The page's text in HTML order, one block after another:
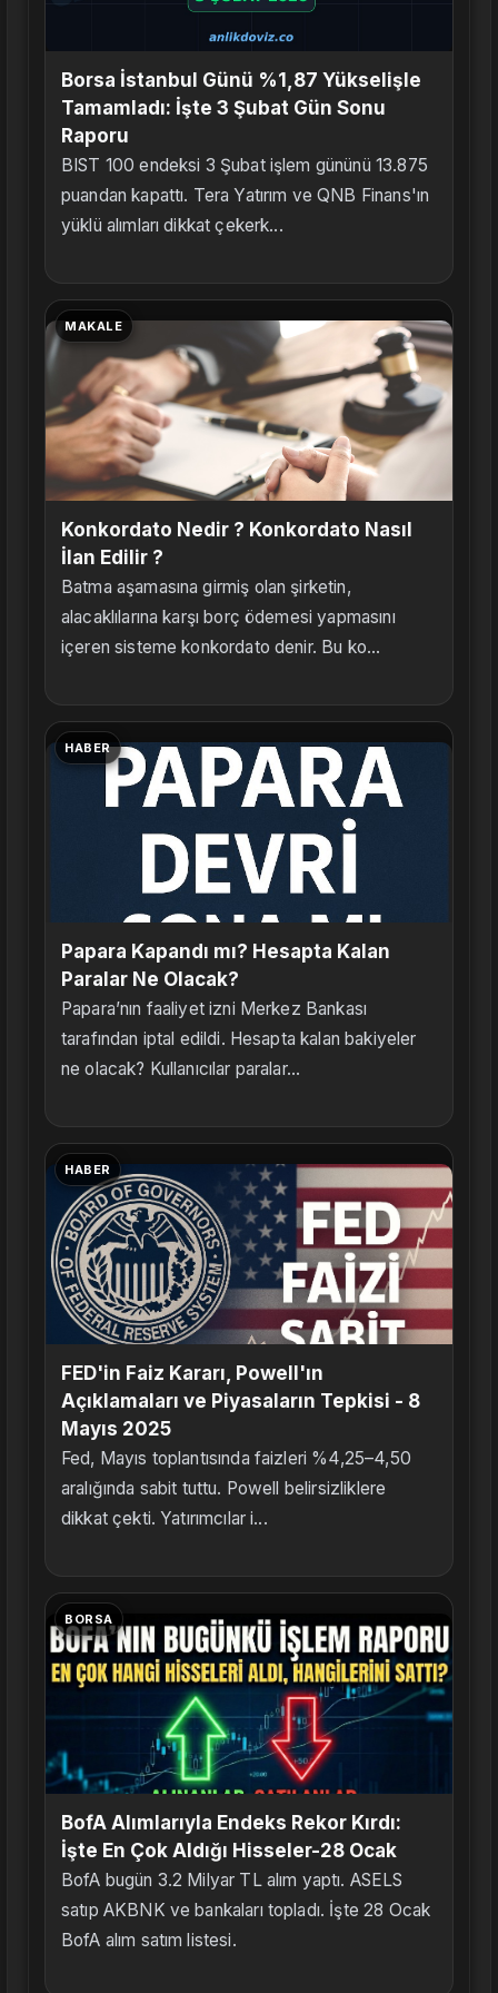
Borsa İstanbul Günü %1,87 Yükselişle
Tamamladı: İşte 3 Şubat Gün Sonu
Raporu
BIST 100 endeksi 3 Şubat işlem gününü 13.875
puandan kapattı. Tera Yatırım ve QNB Finans'ın
yüklü alımları dikkat çekerk...
MAKALE
Konkordato Nedir ? Konkordato Nasıl
İlan Edilir ?
Batma aşamasına girmiş olan şirketin,
alacaklılarına karşı borç ödemesi yapmasını
içeren sisteme konkordato denir. Bu ko...
HABER
Papara Kapandı mı? Hesapta Kalan
Paralar Ne Olacak?
Papara’nın faaliyet izni Merkez Bankası
tarafından iptal edildi. Hesapta kalan bakiyeler
ne olacak? Kullanıcılar paralar...
HABER
FED'in Faiz Kararı, Powell'ın
Açıklamaları ve Piyasaların Tepkisi - 8
Mayıs 2025
Fed, Mayıs toplantısında faizleri %4,25–4,50
aralığında sabit tuttu. Powell belirsizliklere
dikkat çekti. Yatırımcılar i...
BORSA
BofA Alımlarıyla Endeks Rekor Kırdı:
İşte En Çok Aldığı Hisseler-28 Ocak
BofA bugün 3.2 Milyar TL alım yaptı. ASELS
satıp AKBNK ve bankaları topladı. İşte 28 Ocak
BofA alım satım listesi.